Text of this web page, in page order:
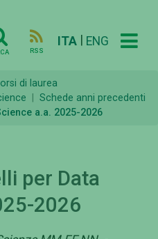
RSS
ITA ENG
di laurea
Schede anni precedenti
a.a. 2025-2026
per Data
2026